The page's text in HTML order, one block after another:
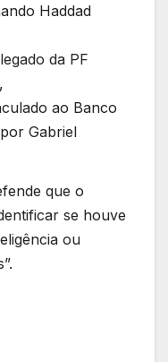
Haddad
da PF
ao Banco
Gabriel
que o
se houve
ou